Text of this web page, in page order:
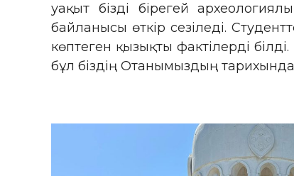
уақыт бізді бірегей
байланысы өткір сезіледі.
көптеген қызықты фактілерді
бұл біздің Отанымыздың